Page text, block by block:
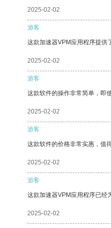
2025-02-02
游客
这款加速器VPM应用程序提供
2025-02-02
游客
这款软件的操作非常简单，即
2025-02-02
游客
这款软件的价格非常实惠，值得
2025-02-02
游客
这款加速器VPM应用程序已经
2025-02-02